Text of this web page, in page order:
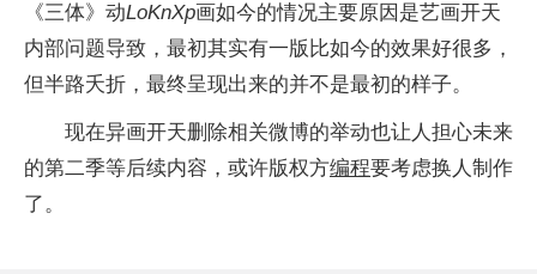
《三体》动LoKnXp画如今的情况主要原因是艺画开天
内部问题导致，最初其实有一版比如今的效果好很多，
但半路夭折，最终呈现出来的并不是最初的样子。
现在异画开天删除相关微博的举动也让人担心未来
的第二季等后续内容，或许版权方编程要考虑换人制作
了。